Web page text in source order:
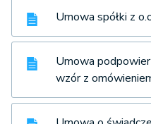
Umowa spółki z
Umowa
wzór z